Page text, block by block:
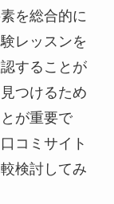
を総合的に
レッスンを
することが
つけるため
が重要で
コミサイト
検討してみ